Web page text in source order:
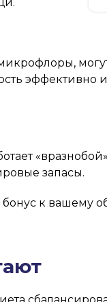
эффективно
запасы.
к вашему